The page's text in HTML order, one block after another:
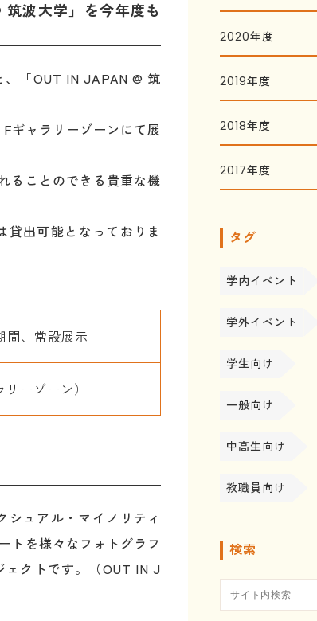
波大学」を今年度も
「OUT IN JAPAN @ 筑
ギャラリーゾーンにて展
ることのできる貴重な機
出可能となっておりま
間、常設展示
ーゾーン）
シュアル・マイノリティ
トを様々なフォトグラフ
ェクトです。（OUT IN J
2020年度
2019年度
2018年度
2017年度
タグ
学内イベント
学外イベント
学生向け
一般向け
中高生向け
教職員向け
検索